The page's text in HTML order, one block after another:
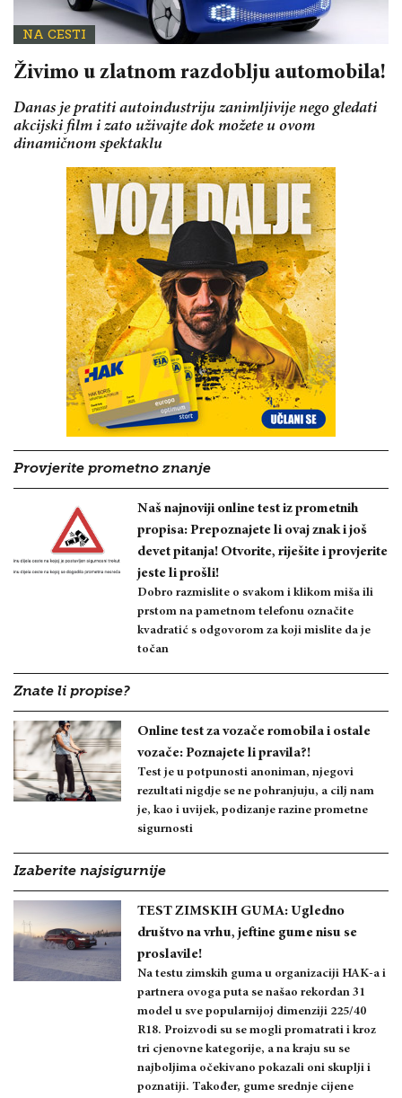
NA CESTI
Živimo u zlatnom razdoblju automobila!
Danas je pratiti autoindustriju zanimljivije nego gledati
akcijski film i zato uživajte dok možete u ovom
dinamičnom spektaklu
Provjerite prometno znanje
Naš najnoviji online test iz prometnih
propisa: Prepoznajete li ovaj znak i još
devet pitanja! Otvorite, riješite i provjerite
jeste li prošli!
Dobro razmislite o svakom i klikom miša ili
prstom na pametnom telefonu označite
kvadratić s odgovorom za koji mislite da je
točan
Znate li propise?
Online test za vozače romobila i ostale
vozače: Poznajete li pravila?!
Test je u potpunosti anoniman, njegovi
rezultati nigdje se ne pohranjuju, a cilj nam
je, kao i uvijek, podizanje razine prometne
sigurnosti
Izaberite najsigurnije
TEST ZIMSKIH GUMA: Ugledno
društvo na vrhu, jeftine gume nisu se
proslavile!
Na testu zimskih guma u organizaciji HAK-a i
partnera ovoga puta se našao rekordan 31
model u sve popularnijoj dimenziji 225/40
R18. Proizvodi su se mogli promatrati i kroz
tri cjenovne kategorije, a na kraju su se
najboljima očekivano pokazali oni skuplji i
poznatiji. Također, gume srednje cijene